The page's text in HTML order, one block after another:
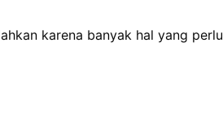
karena banyak hal yang perlu